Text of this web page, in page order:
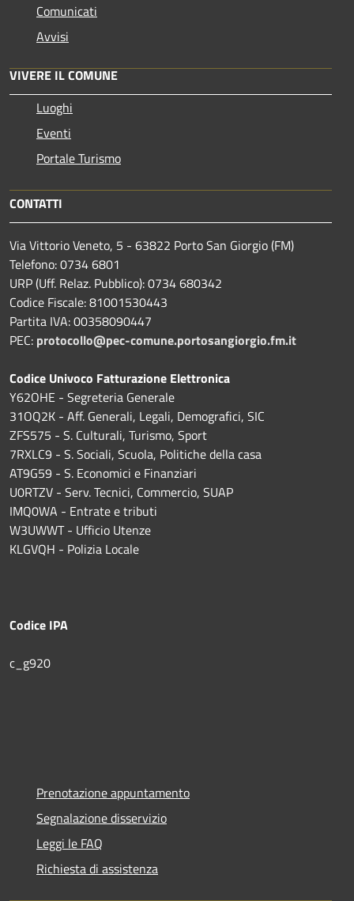
Comunicati
Avvisi
VIVERE IL COMUNE
Luoghi
Eventi
Portale Turismo
CONTATTI
Via Vittorio Veneto, 5 - 63822 Porto San Giorgio (FM)
Telefono: 0734 6801
URP (Uff. Relaz. Pubblico): 0734 680342
Codice Fiscale: 81001530443
Partita IVA: 00358090447
PEC: protocollo@pec-comune.portosangiorgio.fm.it
Codice Univoco Fatturazione Elettronica
Y62OHE - Segreteria Generale
31OQ2K - Aff. Generali, Legali, Demografici, SIC
ZFS575 - S. Culturali, Turismo, Sport
7RXLC9 - S. Sociali, Scuola, Politiche della casa
AT9G59 - S. Economici e Finanziari
U0RTZV - Serv. Tecnici, Commercio, SUAP
IMQ0WA - Entrate e tributi
W3UWWT - Ufficio Utenze
KLGVQH - Polizia Locale
Codice IPA
c_g920
Prenotazione appuntamento
Segnalazione disservizio
Leggi le FAQ
Richiesta di assistenza